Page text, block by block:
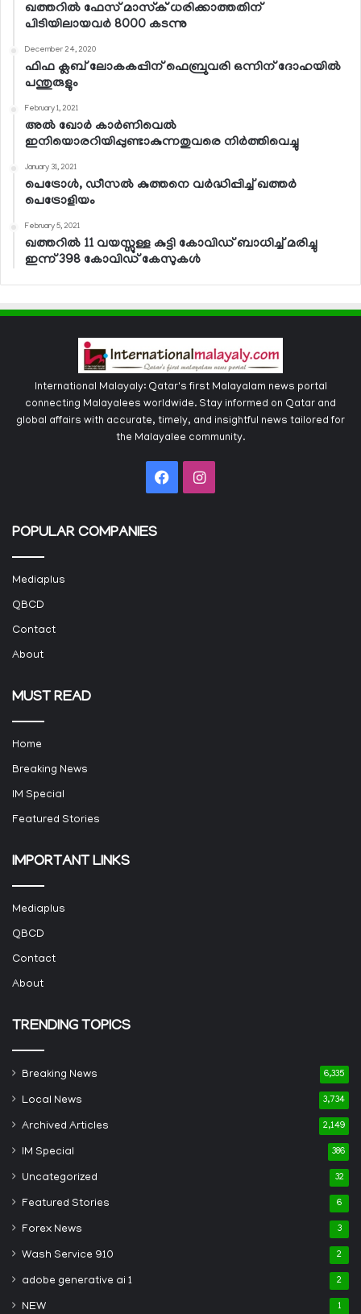
ഖത്തറില്‍ ഫേസ് മാസ്‌ക് ധരിക്കാത്തതിന്
പിടിയിലായവര്‍ 8000 കടന്നു
December 24, 2020
ഫിഫ ക്ലബ് ലോകകപ്പിന് ഫെബ്രുവരി ഒന്നിന് ദോഹയില്‍
പന്തുരുളും
February 1, 2021
അല്‍ ഖോര്‍ കാര്‍ണിവെല്‍
ഇനിയൊരറിയിപ്പുണ്ടാകുന്നതുവരെ നിര്‍ത്തിവെച്ചു
January 31, 2021
പെട്രോള്‍, ഡീസല്‍ കുത്തനെ വര്‍ദ്ധിപ്പിച്ച് ഖത്തര്‍
പെട്രോളിയം
February 5, 2021
ഖത്തറില്‍ 11 വയസ്സുള്ള കുട്ടി കോവിഡ് ബാധിച്ച് മരിച്ചു
ഇന്ന് 398 കോവിഡ് കേസുകള്‍
International Malayaly: Qatar's first Malayalam news portal
connecting Malayalees worldwide. Stay informed on Qatar and
global affairs with accurate, timely, and insightful news tailored for
the Malayalee community.
FacebookInstagram
POPULAR COMPANIES
Mediaplus
QBCD
Contact
About
MUST READ
Home
Breaking News
IM Special
Featured Stories
IMPORTANT LINKS
Mediaplus
QBCD
Contact
About
TRENDING TOPICS
Breaking News 6,335
Local News 3,734
Archived Articles 2,149
IM Special 386
Uncategorized 32
Featured Stories 6
Forex News 3
Wash Service 910 2
adobe generative ai 1 2
NEW 1